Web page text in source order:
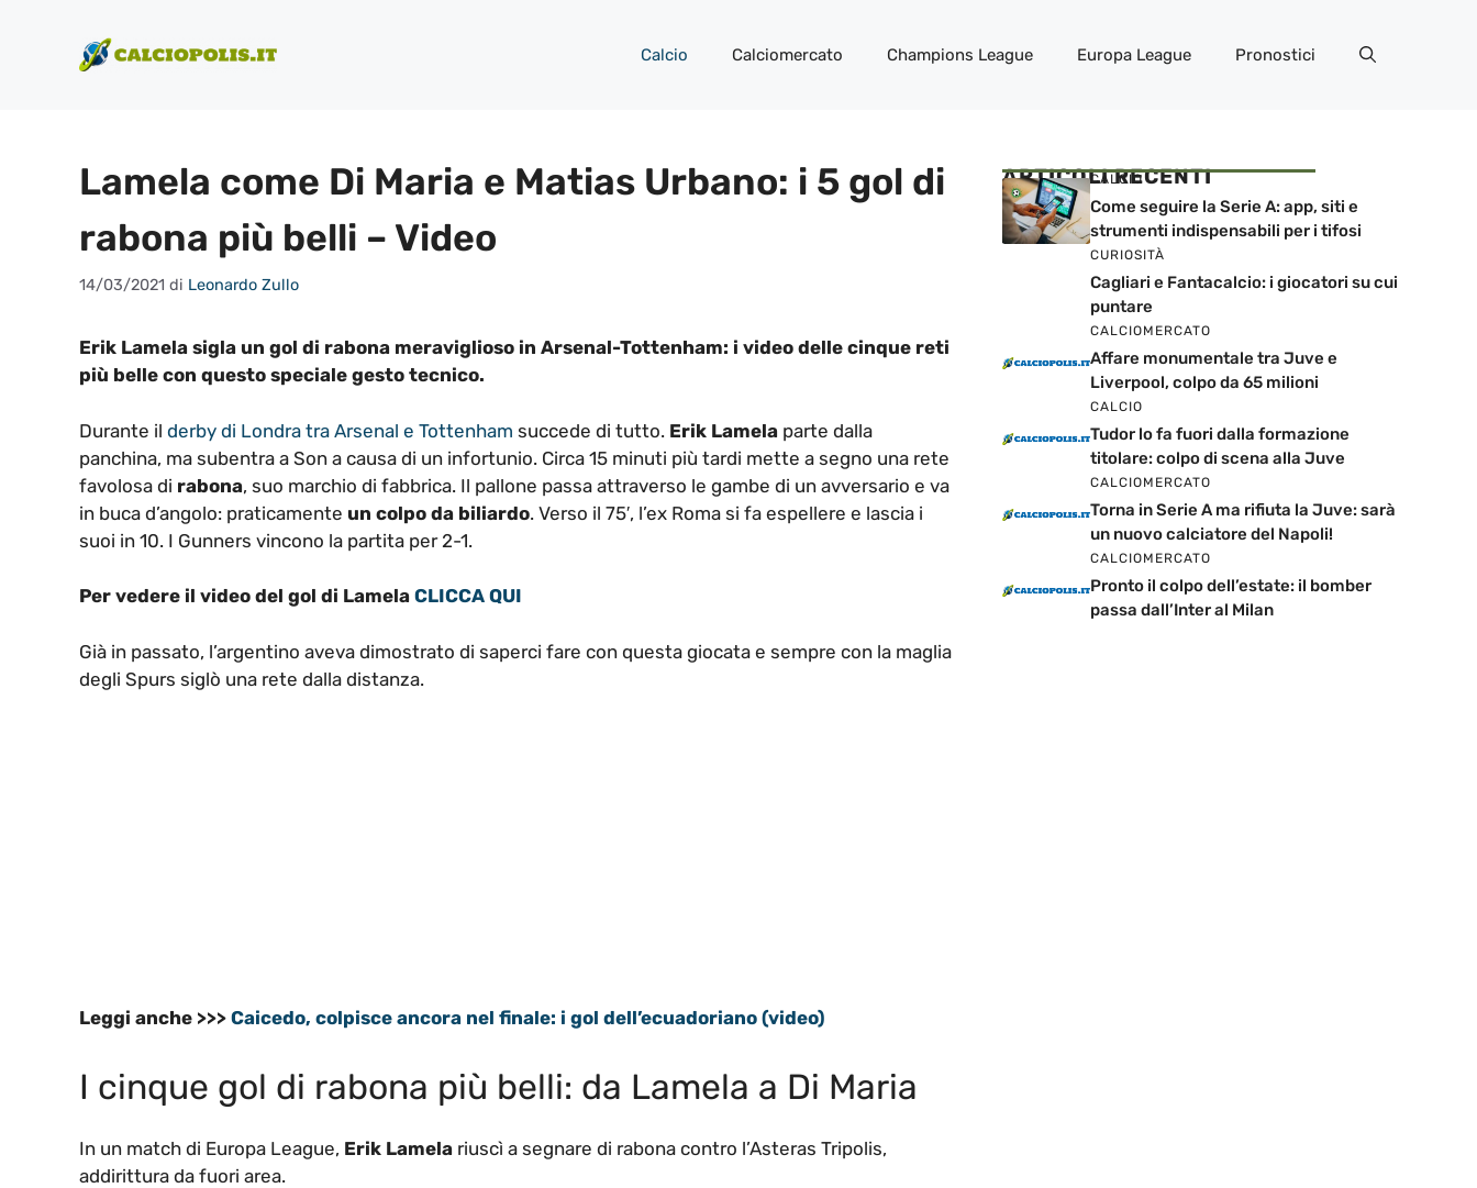
contenuto
Calcio Calciomercato Champions League Europa League Pronostici
Lamela come Di Maria e Matias Urbano: i 5 gol di
rabona più belli – Video
14/03/2021 di Leonardo Zullo
Erik Lamela sigla un gol di rabona meraviglioso in Arsenal-Tottenham: i video delle cinque reti
più belle con questo speciale gesto tecnico.
Durante il derby di Londra tra Arsenal e Tottenham succede di tutto. Erik Lamela parte dalla
panchina, ma subentra a Son a causa di un infortunio. Circa 15 minuti più tardi mette a segno una rete
favolosa di rabona, suo marchio di fabbrica. Il pallone passa attraverso le gambe di un avversario e va
in buca d’angolo: praticamente un colpo da biliardo. Verso il 75′, l’ex Roma si fa espellere e lascia i
suoi in 10. I Gunners vincono la partita per 2-1.
Per vedere il video del gol di Lamela CLICCA QUI
Già in passato, l’argentino aveva dimostrato di saperci fare con questa giocata e sempre con la maglia
degli Spurs siglò una rete dalla distanza.
Leggi anche >>> Caicedo, colpisce ancora nel finale: i gol dell’ecuadoriano (video)
I cinque gol di rabona più belli: da Lamela a Di Maria
In un match di Europa League, Erik Lamela riuscì a segnare di rabona contro l’Asteras Tripolis,
addirittura da fuori area.
ARTICOLI RECENTI
CALCIO
Come seguire la Serie A: app, siti e
strumenti indispensabili per i tifosi
CURIOSITÀ
Cagliari e Fantacalcio: i giocatori su cui
puntare
CALCIOMERCATO
Affare monumentale tra Juve e
Liverpool, colpo da 65 milioni
CALCIO
Tudor lo fa fuori dalla formazione
titolare: colpo di scena alla Juve
CALCIOMERCATO
Torna in Serie A ma rifiuta la Juve: sarà
un nuovo calciatore del Napoli!
CALCIOMERCATO
Pronto il colpo dell’estate: il bomber
passa dall’Inter al Milan